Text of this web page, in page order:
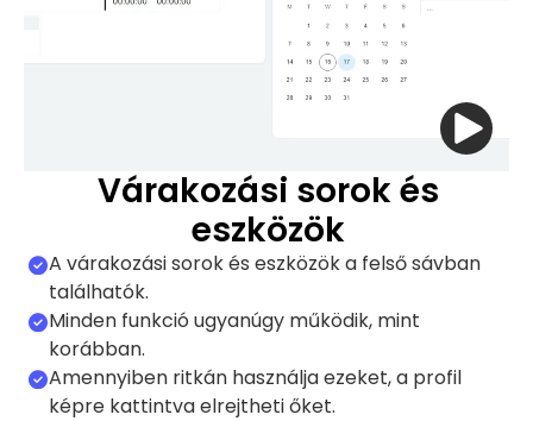
Várakozási sorok és
eszközök
A várakozási sorok és eszközök a felső sávban
találhatók.
Minden funkció ugyanúgy működik, mint
korábban.
Amennyiben ritkán használja ezeket, a profil
képre kattintva elrejtheti őket.